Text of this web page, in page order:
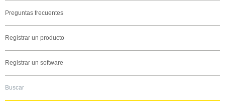
Preguntas frecuentes
Registrar un producto
Registrar un software
Buscar